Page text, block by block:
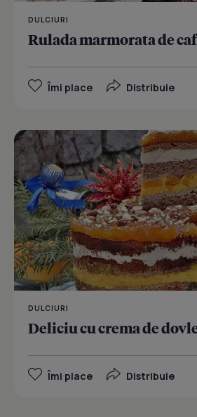
DULCIURI
Rulada marmorata de
Îmi place Distribuie
DULCIURI
Deliciu cu crema de
Îmi place Distribuie